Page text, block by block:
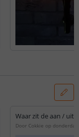
Waar zit de aan /
Door Cokkie op